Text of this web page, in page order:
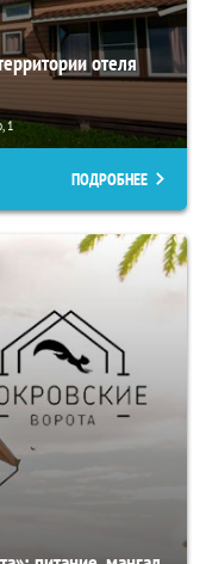
отеля
1
ПОДРОБНЕЕ